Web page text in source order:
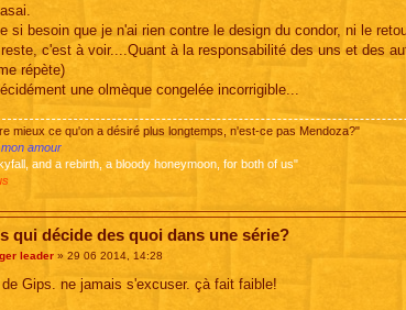
si besoin que je n'ai rien contre le design du condor, ni le
c'est à voir....Quant à la responsabilité des uns et des
répète)
une olmèque congelée incorrigible...
mieux ce qu'on a désiré plus longtemps, n'est-ce pas Mendoza?"
amour
and a rebirth, a bloody honeymoon, for both of us"
qui décide des quoi dans une série?
leader» 29 06 2014, 14:28
de Gips. ne jamais s'excuser. çà fait faible!